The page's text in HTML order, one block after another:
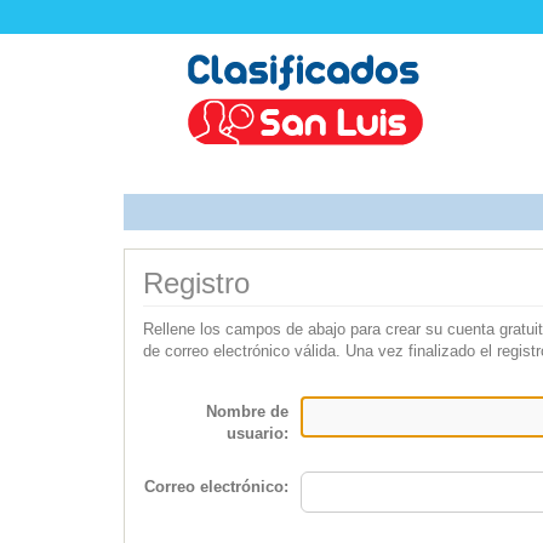
Registro
Rellene los campos de abajo para crear su cuenta
de correo electrónico válida. Una vez finalizado el
Nombre de
usuario:
Correo electrónico: